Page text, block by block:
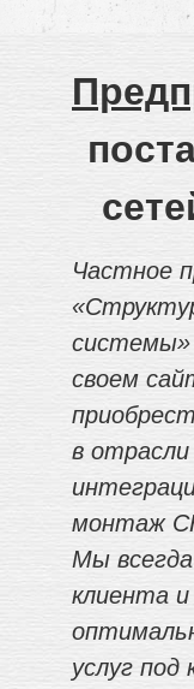
Частное
системы»
своем
в
монтаж
Мы
клиента
услуг под